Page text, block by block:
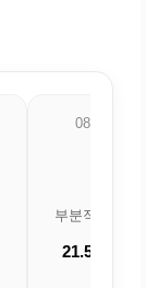
08/11 (화)
부분적으로 흐
21.5° /